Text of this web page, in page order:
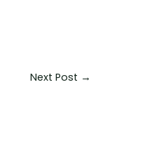
Next Post →